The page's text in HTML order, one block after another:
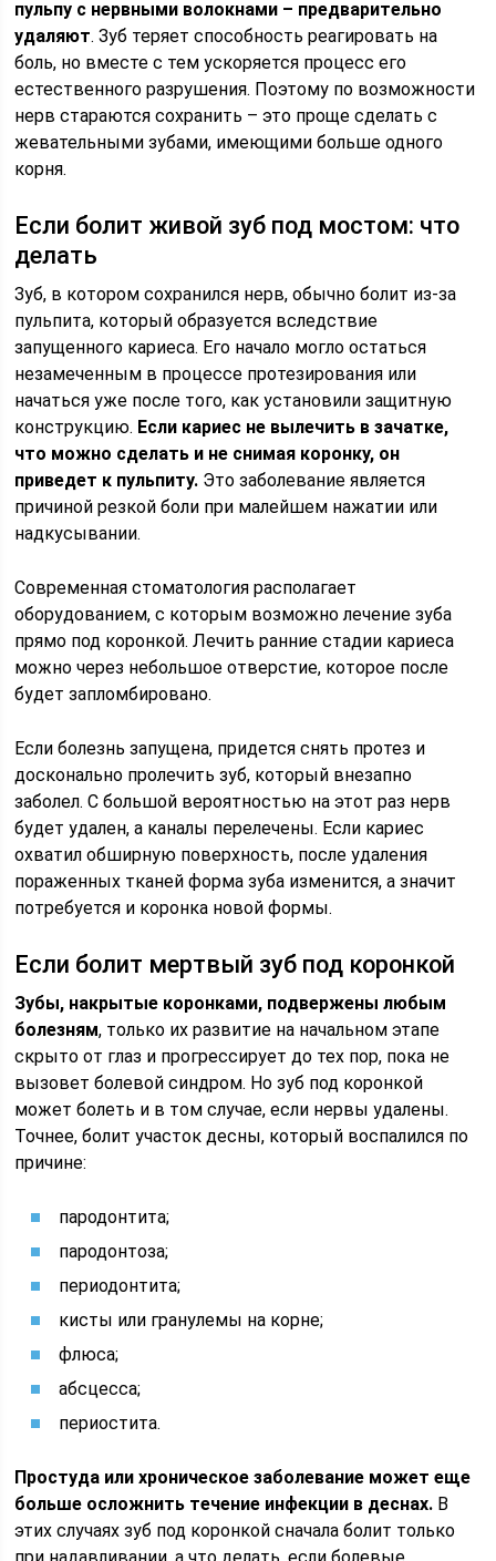
пульпу с нервными волокнами – предварительно
удаляют. Зуб теряет способность реагировать на
боль, но вместе с тем ускоряется процесс его
естественного разрушения. Поэтому по возможности
нерв стараются сохранить – это проще сделать с
жевательными зубами, имеющими больше одного
корня.
Если болит живой зуб под мостом: что
делать
Зуб, в котором сохранился нерв, обычно болит из-за
пульпита, который образуется вследствие
запущенного кариеса. Его начало могло остаться
незамеченным в процессе протезирования или
начаться уже после того, как установили защитную
конструкцию. Если кариес не вылечить в зачатке,
что можно сделать и не снимая коронку, он
приведет к пульпиту. Это заболевание является
причиной резкой боли при малейшем нажатии или
надкусывании.
Современная стоматология располагает
оборудованием, с которым возможно лечение зуба
прямо под коронкой. Лечить ранние стадии кариеса
можно через небольшое отверстие, которое после
будет запломбировано.
Если болезнь запущена, придется снять протез и
досконально пролечить зуб, который внезапно
заболел. С большой вероятностью на этот раз нерв
будет удален, а каналы перелечены. Если кариес
охватил обширную поверхность, после удаления
пораженных тканей форма зуба изменится, а значит
потребуется и коронка новой формы.
Если болит мертвый зуб под коронкой
Зубы, накрытые коронками, подвержены любым
болезням, только их развитие на начальном этапе
скрыто от глаз и прогрессирует до тех пор, пока не
вызовет болевой синдром. Но зуб под коронкой
может болеть и в том случае, если нервы удалены.
Точнее, болит участок десны, который воспалился по
причине:
пародонтита;
пародонтоза;
периодонтита;
кисты или гранулемы на корне;
флюса;
абсцесса;
периостита.
Простуда или хроническое заболевание может еще
больше осложнить течение инфекции в деснах. В
этих случаях зуб под коронкой сначала болит только